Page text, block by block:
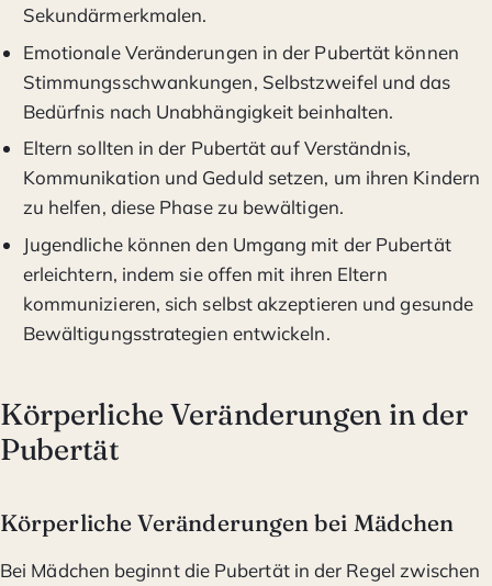
Sekundärmerkmalen.
Emotionale Veränderungen in der Pubertät können
Stimmungsschwankungen, Selbstzweifel und das
Bedürfnis nach Unabhängigkeit beinhalten.
Eltern sollten in der Pubertät auf Verständnis,
Kommunikation und Geduld setzen, um ihren Kindern
zu helfen, diese Phase zu bewältigen.
Jugendliche können den Umgang mit der Pubertät
erleichtern, indem sie offen mit ihren Eltern
kommunizieren, sich selbst akzeptieren und gesunde
Bewältigungsstrategien entwickeln.
Körperliche Veränderungen in der
Pubertät
Körperliche Veränderungen bei Mädchen
Bei Mädchen beginnt die Pubertät in der Regel zwischen